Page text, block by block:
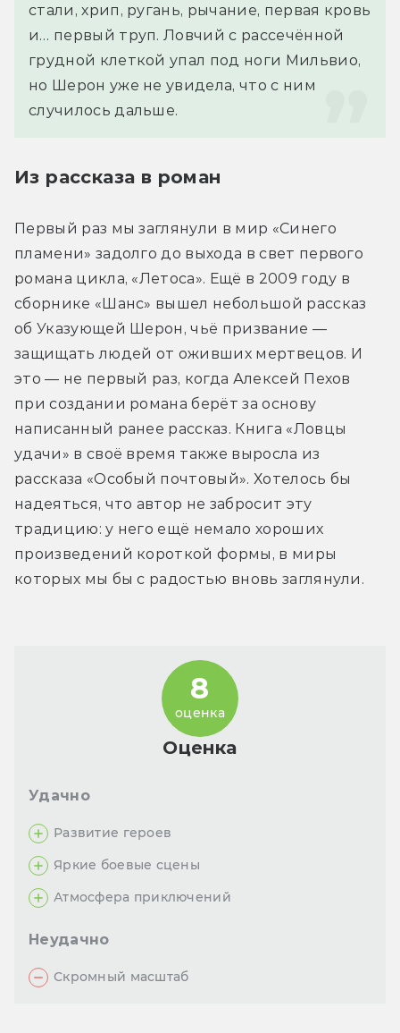
стали, хрип, ругань, рычание, первая кровь
и… первый труп. Ловчий с рассечённой
грудной клеткой упал под ноги Мильвио,
но Шерон уже не увидела, что с ним
случилось дальше.
Из рассказа в роман
Первый раз мы заглянули в мир «Синего
пламени» задолго до выхода в свет первого
романа цикла, «Летоса». Ещё в 2009 году в
сборнике «Шанс» вышел небольшой рассказ
об Указующей Шерон, чьё призвание —
защищать людей от оживших мертвецов. И
это — не первый раз, когда Алексей Пехов
при создании романа берёт за основу
написанный ранее рассказ. Книга «Ловцы
удачи» в своё время также выросла из
рассказа «Особый почтовый». Хотелось бы
надеяться, что автор не забросит эту
традицию: у него ещё немало хороших
произведений короткой формы, в миры
которых мы бы с радостью вновь заглянули.
Оценка
8
оценка
Удачно
Развитие героев
Яркие боевые сцены
Атмосфера приключений
Неудачно
Скромный масштаб